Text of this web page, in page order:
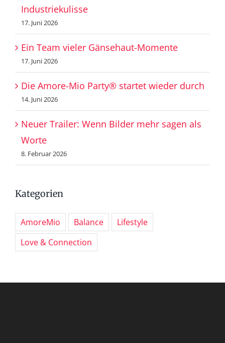
Industriekulisse
17. Juni 2026
Ein Team vieler Gänsehaut-Momente
17. Juni 2026
Die Amore-Mio Party® startet wieder durch
14. Juni 2026
Neuer Trailer: Wenn Bilder mehr sagen als
Worte
8. Februar 2026
Kategorien
AmoreMio Balance
Lifestyle
Love & Connection